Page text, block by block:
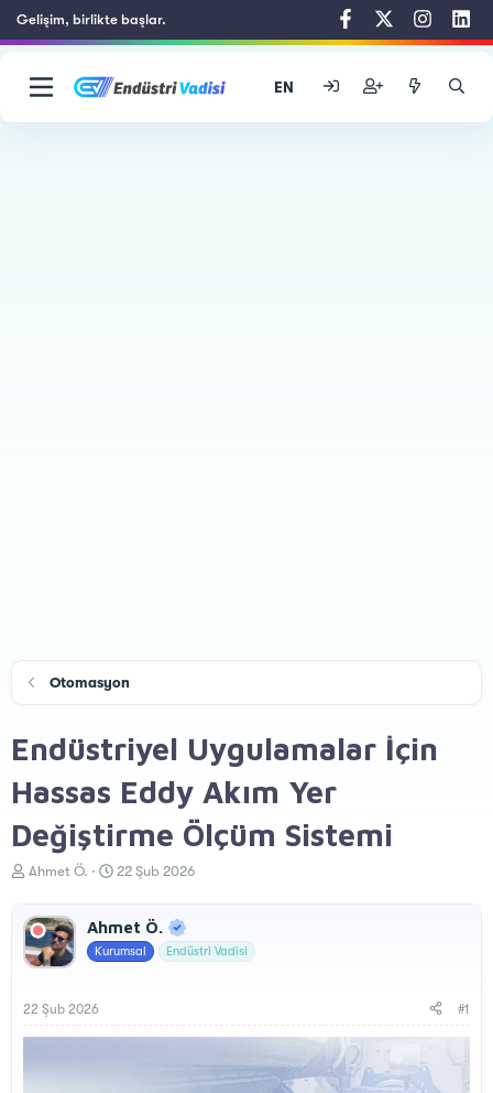
Gelişim, birlikte başlar.
EN
Otomasyon
Endüstriyel Uygulamalar İçin
Hassas Eddy Akım Yer
Değiştirme Ölçüm Sistemi
K
u
y
u
a
Ahmet Ö.
B
l
a
22 Şub 2026
Ahmet Ö.
Kurumsal Endüstri Vadisi
22 Şub 2026 #1